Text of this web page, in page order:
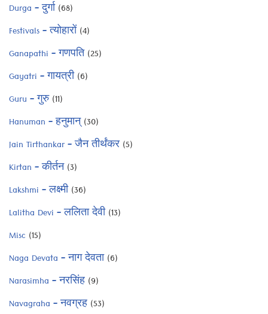
Durga – दुर्गा(68)
Festivals – त्योहारों(4)
Ganapathi – गणपति(25)
Gayatri – गायत्री(6)
Guru – गुरु(11)
Hanuman – हनुमान्(30)
Jain Tirthankar – जैन तीर्थंकर (5)
Kirtan – कीर्तन(3)
Lakshmi – लक्ष्मी(36)
Lalitha Devi – ललिता देवी(13)
Misc (15)
Naga Devata – नाग देवता(6)
Narasimha – नरसिंह (9)
Navagraha – नवग्रह (53)